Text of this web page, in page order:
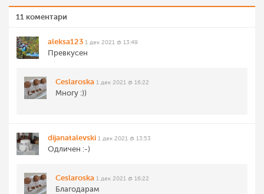
11 коментари
aleksa123 1 дек 2021 @ 13:49
Превкусен
Ceslaroska 1 дек 2021 @ 16:22
Многу :))
dijanatalevski 1 дек 2021 @ 13:53
Одличен :-)
Ceslaroska 1 дек 2021 @ 16:22
Благодарам